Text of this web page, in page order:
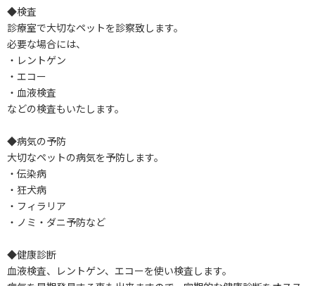
◆検査
診療室で大切なペットを診察致します。
必要な場合には、
・レントゲン
・エコー
・血液検査
などの検査もいたします。
◆病気の予防
大切なペットの病気を予防します。
・伝染病
・狂犬病
・フィラリア
・ノミ・ダニ予防など
◆健康診断
血液検査、レントゲン、エコーを使い検査します。